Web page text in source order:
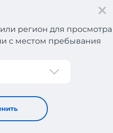
регион для просмотра
с местом пребывания